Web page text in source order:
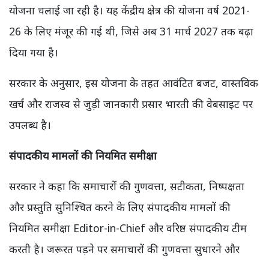
योजना चलाई जा रही है। यह केंद्रीय क्षेत्र की योजना वर्ष 2021-
26 के लिए मंजूर की गई थी, जिसे अब 31 मार्च 2027 तक बढ़ा
दिया गया है।
सरकार के अनुसार, इस योजना के तहत आवंटित बजट, वास्तविक
खर्च और राजस्व से जुड़ी जानकारी प्रसार भारती की वेबसाइट पर
उपलब्ध है।
संपादकीय मामलों की नियमित समीक्षा
सरकार ने कहा कि समाचारों की गुणवत्ता, सटीकता, निष्पक्षता
और प्रस्तुति सुनिश्चित करने के लिए संपादकीय मामलों की
नियमित समीक्षा Editor-in-Chief और वरिष्ठ संपादकीय टीम
करती है। जरूरत पड़ने पर समाचारों की गुणवत्ता सुधारने और